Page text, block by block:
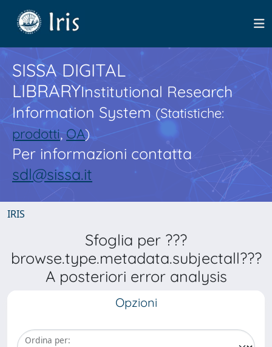
SISSA DIGITAL
LIBRARYInstitutional Research
Information System(Statistiche:
prodotti,OA)
Per informazioni contatta
sdl@sissa.it
IRIS
Sfoglia per ???
browse.type.metadata.subjectall???
A posteriori error analysis
Opzioni
Ordina per: